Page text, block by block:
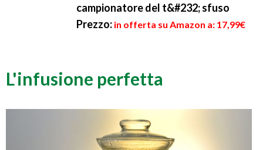
campionatore del t&#232; sfuso
Prezzo: in offerta su Amazon a: 17,99€
L'infusione perfetta